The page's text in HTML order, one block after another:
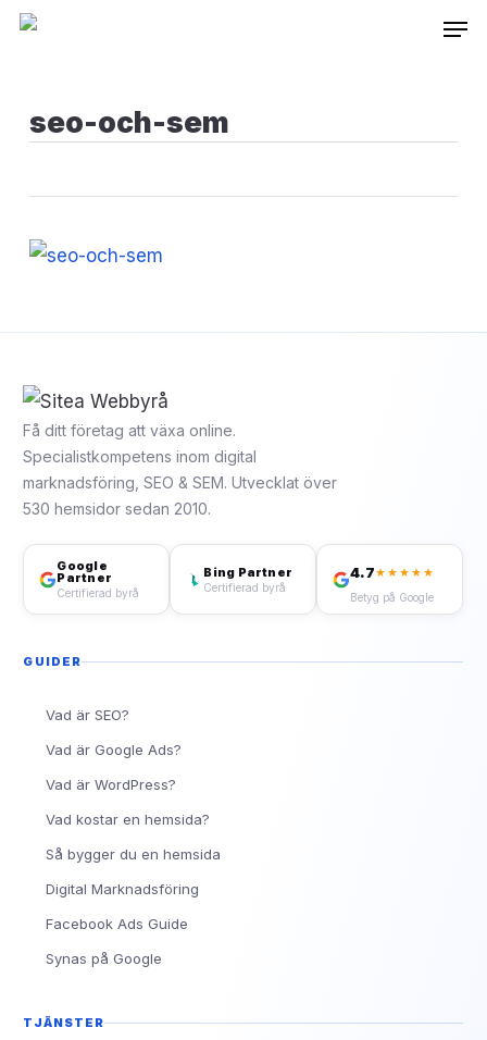
Skip
contentseo-och-sem
Få ditt företag att växa online.
Specialistkompetens inom digital
marknadsföring, SEO & SEM. Utvecklat över
530 hemsidor sedan 2010.
Google
Partner
Certifierad byrå
Bing Partner
Certifierad byrå
4.7★★★★★
Betyg på Google
GUIDER
Vad är SEO?
Vad är Google Ads?
Vad är WordPress?
Vad kostar en hemsida?
Så bygger du en hemsida
Digital Marknadsföring
Facebook Ads Guide
Synas på Google
TJÄNSTER